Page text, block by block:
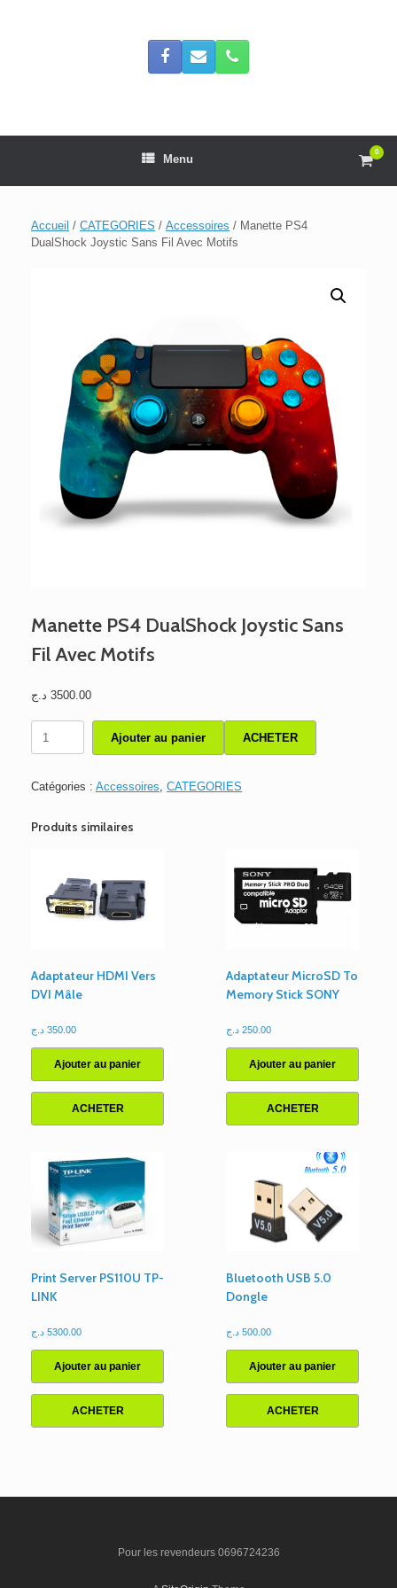
Menu
View
cart
0
Accueil / CATEGORIES / Accessoires / Manette PS4
DualShock Joystic Sans Fil Avec Motifs
Manette PS4 DualShock Joystic Sans
Fil Avec Motifs
3500.00 د.ج
PS4
DualShock
Sans
Motifs
Ajouter au panier ACHETER
Catégories : Accessoires, CATEGORIES
Produits similaires
Adaptateur HDMI Vers
DVI Mâle
350.00 د.ج
Ajouter au panier
ACHETER
Adaptateur MicroSD To
Memory Stick SONY
250.00 د.ج
Ajouter au panier
ACHETER
Print Server PS110U TP-
LINK
5300.00 د.ج
Ajouter au panier
ACHETER
Bluetooth USB 5.0
Dongle
500.00 د.ج
Ajouter au panier
ACHETER
Pour les revendeurs 0696724236